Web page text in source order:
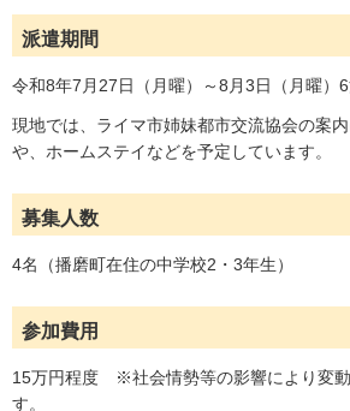
派遣期間
令和8年7月27日（月曜）～8月3日（月曜）
現地では、ライマ市姉妹都市交流協会の案
や、ホームステイなどを予定しています。
募集人数
4名（播磨町在住の中学校2・3年生）
参加費用
15万円程度 ※社会情勢等の影響により変動
す。